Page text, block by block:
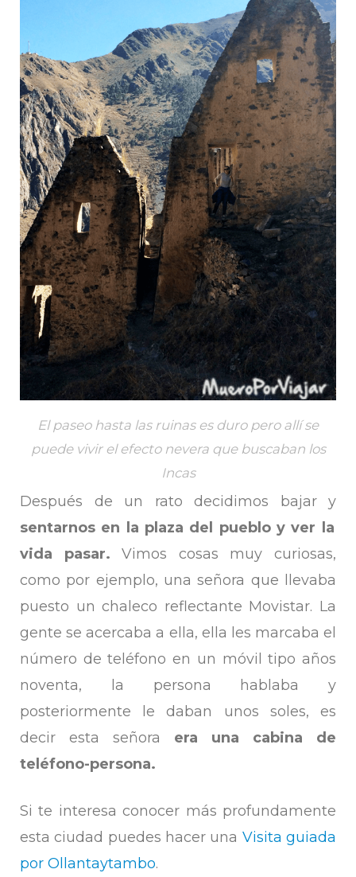
El paseo hasta las ruinas es duro pero allí se
puede vivir el efecto nevera que buscaban los
Incas
Después de un rato decidimos bajar y
sentarnos en la plaza del pueblo y ver la
vida pasar. Vimos cosas muy curiosas,
como por ejemplo, una señora que llevaba
puesto un chaleco reflectante Movistar. La
gente se acercaba a ella, ella les marcaba el
número de teléfono en un móvil tipo años
noventa, la persona hablaba y
posteriormente le daban unos soles, es
decir esta señora era una cabina de
teléfono-persona.
Si te interesa conocer más profundamente
esta ciudad puedes hacer una Visita guiada
por Ollantaytambo.